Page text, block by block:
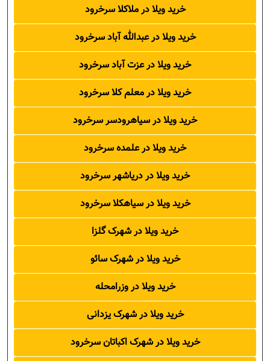
خرید ویلا در ملاکلا سرخرود
خرید ویلا در عبدالله آباد سرخرود
خرید ویلا در عزت آباد سرخرود
خرید ویلا در معلم کلا سرخرود
خرید ویلا در سیاهرودسر سرخرود
خرید ویلا در علمده سرخرود
خرید ویلا در دریاشهر سرخرود
خرید ویلا در سیاهکلا سرخرود
خرید ویلا در شهرک گلزا
خرید ویلا در شهرک سائو
خرید ویلا در وزرامحله
خرید ویلا در شهرک یزدانی
خرید ویلا در شهرک اکباتان سرخرود